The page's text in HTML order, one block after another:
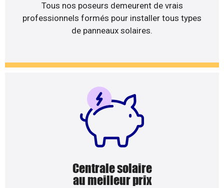
Tous nos poseurs demeurent de vrais
professionnels formés pour installer tous types
de panneaux solaires.
Centrale solaire
au meilleur prix